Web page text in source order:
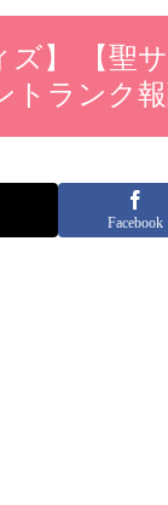
ズ】 【聖
トランク
Facebook